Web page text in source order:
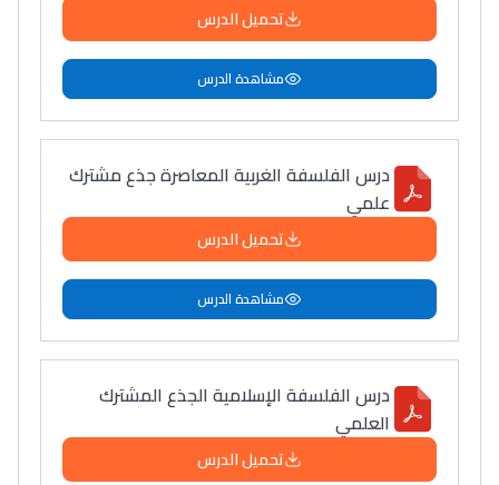
تحميل الدرس
مشاهدة الدرس
درس الفلسفة الغربية المعاصرة جذع مشترك
علمي
تحميل الدرس
مشاهدة الدرس
درس الفلسفة الإسلامية الجذع المشترك
العلمي
تحميل الدرس